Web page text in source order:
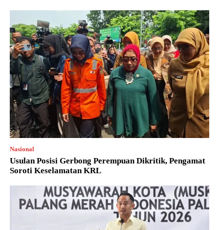
Nasional
Usulan Posisi Gerbong Perempuan Dikritik, Pengamat
Soroti Keselamatan KRL